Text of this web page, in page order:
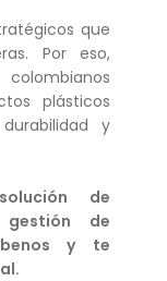
que
Por eso,
plásticos
y
de
de
y te